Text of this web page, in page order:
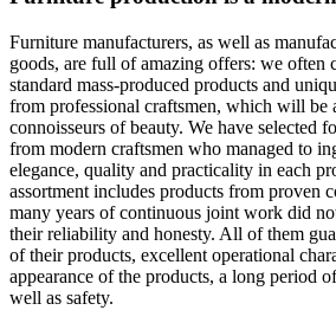
Furniture manufacturers, as well as
goods, are full of amazing offers: we often
standard mass-produced products and
from professional craftsmen, which will be
connoisseurs of beauty. We have selected
from modern craftsmen who managed to
elegance, quality and practicality in each
assortment includes products from proven
many years of continuous joint work did
their reliability and honesty. All of them
of their products, excellent operational
appearance of the products, a long period
well as safety.